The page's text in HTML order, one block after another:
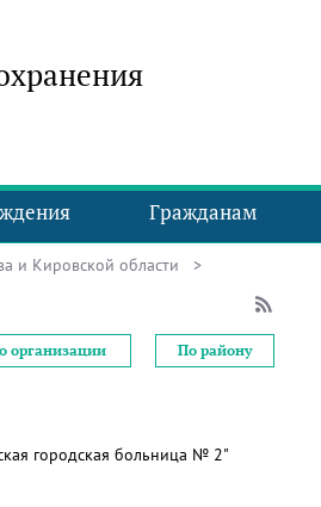
Гражданам
и Кировской области >
организации По району
городская больница № 2"